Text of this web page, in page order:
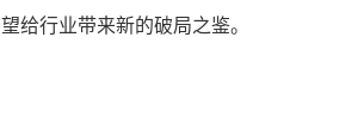
给行业带来新的破局之鉴。